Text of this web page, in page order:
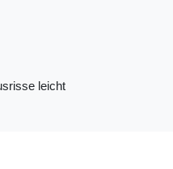
leicht